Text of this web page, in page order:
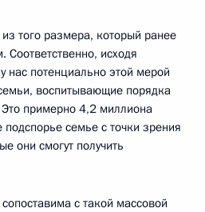
из того размера, который ранее
исходя
нас потенциально этой мерой
воспитывающие порядка
примерно 4,2 миллиона
семье с точки зрения
они смогут получить
с такой массовой